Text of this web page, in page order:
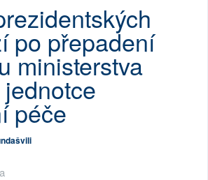
po přepadení
ministerstva
péče